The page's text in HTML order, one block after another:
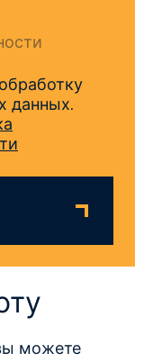
данных.
можете